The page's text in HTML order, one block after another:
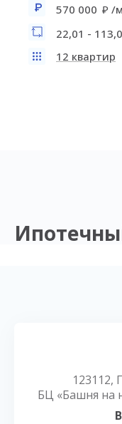
570 000 /м
22,01 -
12 квартир
123112,
БЦ «Башня на